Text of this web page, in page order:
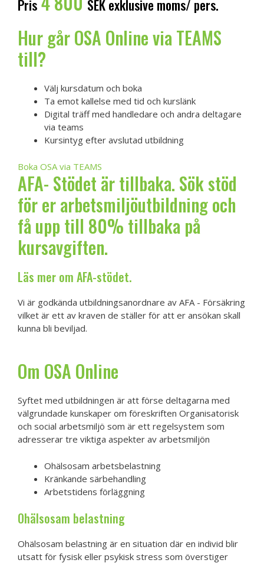
Pris SEK exklusive moms/ pers.
Hur går OSA Online via TEAMS
till?
Välj kursdatum och boka
Ta emot kallelse med tid och kurslänk
Digital träff med handledare och andra deltagare
via teams
Kursintyg efter avslutad utbildning
Boka OSA via TEAMS
AFA- Stödet är tillbaka. Sök stöd
för er arbetsmiljöutbildning och
få upp till 80% tillbaka på
kursavgiften.
Läs mer om AFA-stödet.
Vi är godkända utbildningsanordnare av AFA - Försäkring
vilket är ett av kraven de ställer för att er ansökan skall
kunna bli beviljad.
Om OSA Online
Syftet med utbildningen är att förse deltagarna med
välgrundade kunskaper om föreskriften Organisatorisk
och social arbetsmiljö som är ett regelsystem som
adresserar tre viktiga aspekter av arbetsmiljön
Ohälsosam arbetsbelastning
Kränkande särbehandling
Arbetstidens förläggning
Ohälsosam belastning
Ohälsosam belastning är en situation där en individ blir
utsatt för fysisk eller psykisk stress som överstiger